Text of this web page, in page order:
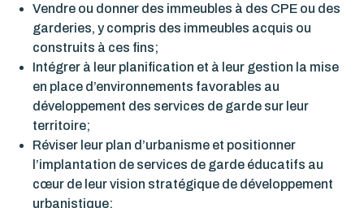
Vendre ou donner des immeubles à des CPE ou des
garderies, y compris des immeubles acquis ou
construits à ces fins;
Intégrer à leur planification et à leur gestion la mise
en place d’environnements favorables au
développement des services de garde sur leur
territoire;
Réviser leur plan d’urbanisme et positionner
l’implantation de services de garde éducatifs au
cœur de leur vision stratégique de développement
urbanistique;